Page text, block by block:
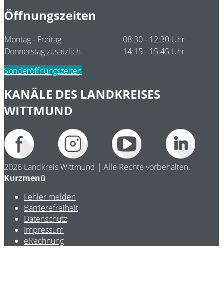
Öffnungszeiten
Montag - Freitag
08:30 - 12:30 Uhr
Donnerstag zusätzlich
14:15 - 15:45 Uhr
Sonderöffnungszeiten
KANÄLE DES LANDKREISES
WITTMUND
2026 Landkreis Wittmund | Alle Rechte vorbehalten.
Kurzmenü
Fehler melden
Barrierefreiheit
Datenschutz
Impressum
eRechnung